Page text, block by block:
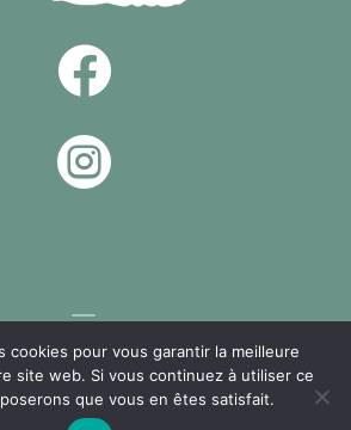


NIOU, Agence Web La Rochelle
cookies pour vous garantir la meilleure
site web. Si vous continuez à utiliser ce
que vous en êtes satisfait.